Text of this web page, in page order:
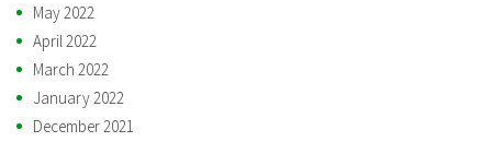
May 2022
April 2022
March 2022
January 2022
December 2021